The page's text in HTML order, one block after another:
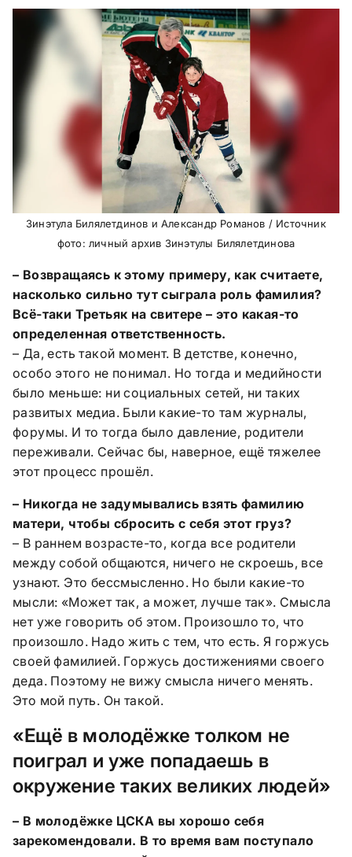
Зинэтула Билялетдинов и Александр Романов / Источник
фото: личный архив Зинэтулы Билялетдинова
– Возвращаясь к этому примеру, как считаете,
насколько сильно тут сыграла роль фамилия?
Всё-таки Третьяк на свитере – это какая-то
определенная ответственность.
– Да, есть такой момент. В детстве, конечно,
особо этого не понимал. Но тогда и медийности
было меньше: ни социальных сетей, ни таких
развитых медиа. Были какие-то там журналы,
форумы. И то тогда было давление, родители
переживали. Сейчас бы, наверное, ещё тяжелее
этот процесс прошёл.
– Никогда не задумывались взять фамилию
матери, чтобы сбросить с себя этот груз?
– В раннем возрасте-то, когда все родители
между собой общаются, ничего не скроешь, все
узнают. Это бессмысленно. Но были какие-то
мысли: «Может так, а может, лучше так». Смысла
нет уже говорить об этом. Произошло то, что
произошло. Надо жить с тем, что есть. Я горжусь
своей фамилией. Горжусь достижениями своего
деда. Поэтому не вижу смысла ничего менять.
Это мой путь. Он такой.
«Ещё в молодёжке толком не
поиграл и уже попадаешь в
окружение таких великих людей»
– В молодёжке ЦСКА вы хорошо себя
зарекомендовали. В то время вам поступало